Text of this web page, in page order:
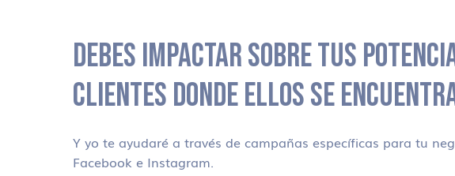
DEBES IMPACTAR SOBRE TUS
CLIENTES DONDE ELLOS SE
Y yo te ayudaré a través de campañas específicas para tu
Facebook e Instagram.